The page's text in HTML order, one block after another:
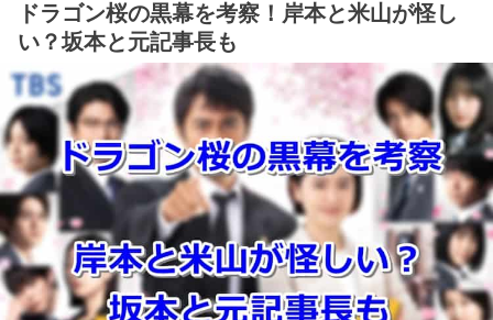
ドラゴン桜の黒幕を考察！岸本と米山が怪し
い？坂本と元記事長も